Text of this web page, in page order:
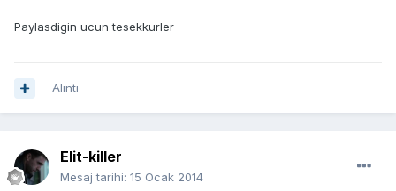
Paylasdigin ucun tesekkurler
Alıntı
Elit-killer
Mesaj tarihi: 15 Ocak 2014